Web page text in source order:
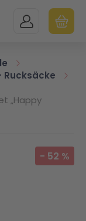
MEIN KONTO
Rucksäcke
„Happy
- 52 %